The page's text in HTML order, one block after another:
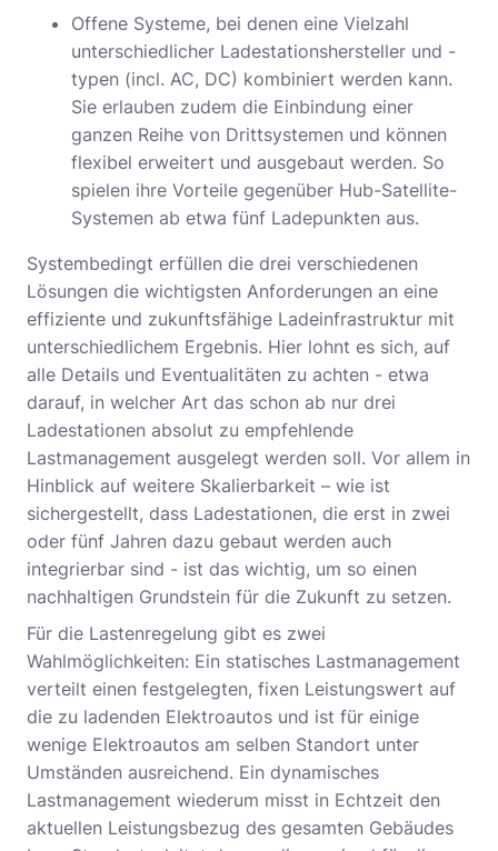
Offene Systeme, bei denen eine Vielzahl
unterschiedlicher Ladestationshersteller und -
typen (incl. AC, DC) kombiniert werden kann.
Sie erlauben zudem die Einbindung einer
ganzen Reihe von Drittsystemen und können
flexibel erweitert und ausgebaut werden. So
spielen ihre Vorteile gegenüber Hub-Satellite-
Systemen ab etwa fünf Ladepunkten aus.
Systembedingt erfüllen die drei verschiedenen
Lösungen die wichtigsten Anforderungen an eine
effiziente und zukunftsfähige Ladeinfrastruktur mit
unterschiedlichem Ergebnis. Hier lohnt es sich, auf
alle Details und Eventualitäten zu achten - etwa
darauf, in welcher Art das schon ab nur drei
Ladestationen absolut zu empfehlende
Lastmanagement ausgelegt werden soll. Vor allem in
Hinblick auf weitere Skalierbarkeit – wie ist
sichergestellt, dass Ladestationen, die erst in zwei
oder fünf Jahren dazu gebaut werden auch
integrierbar sind - ist das wichtig, um so einen
nachhaltigen Grundstein für die Zukunft zu setzen.
Für die Lastenregelung gibt es zwei
Wahlmöglichkeiten: Ein statisches Lastmanagement
verteilt einen festgelegten, fixen Leistungswert auf
die zu ladenden Elektroautos und ist für einige
wenige Elektroautos am selben Standort unter
Umständen ausreichend. Ein dynamisches
Lastmanagement wiederum misst in Echtzeit den
aktuellen Leistungsbezug des gesamten Gebäudes